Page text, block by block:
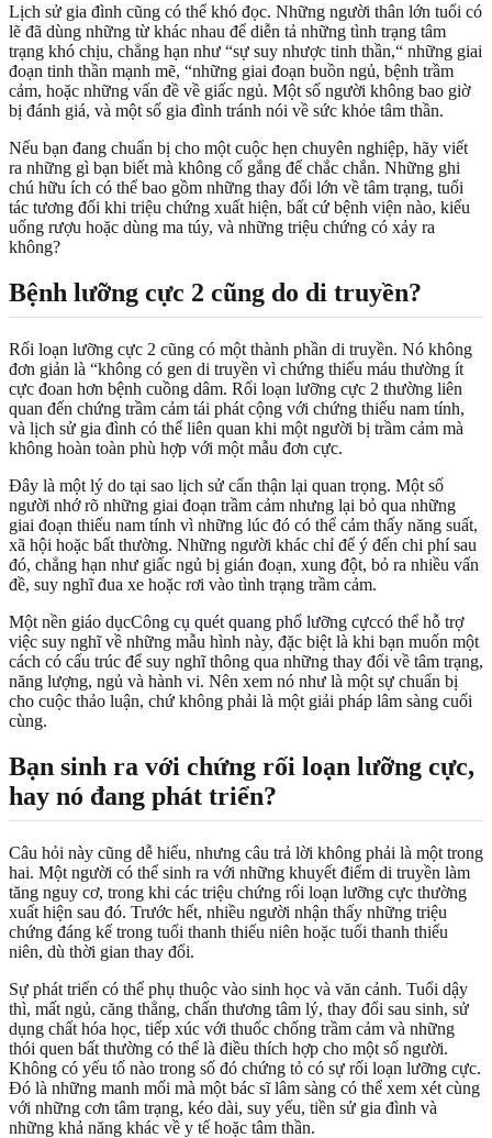
Lịch sử gia đình cũng có thể khó đọc. Những người thân lớn tuổi có
lẽ đã dùng những từ khác nhau để diễn tả những tình trạng tâm
trạng khó chịu, chẳng hạn như “sự suy nhược tinh thần,“ những giai
đoạn tinh thần mạnh mẽ, “những giai đoạn buồn ngủ, bệnh trầm
cảm, hoặc những vấn đề về giấc ngủ. Một số người không bao giờ
bị đánh giá, và một số gia đình tránh nói về sức khỏe tâm thần.
Nếu bạn đang chuẩn bị cho một cuộc hẹn chuyên nghiệp, hãy viết
ra những gì bạn biết mà không cố gắng để chắc chắn. Những ghi
chú hữu ích có thể bao gồm những thay đổi lớn về tâm trạng, tuổi
tác tương đối khi triệu chứng xuất hiện, bất cứ bệnh viện nào, kiểu
uống rượu hoặc dùng ma túy, và những triệu chứng có xảy ra
không?
Bệnh lưỡng cực 2 cũng do di truyền?
Rối loạn lưỡng cực 2 cũng có một thành phần di truyền. Nó không
đơn giản là “không có gen di truyền vì chứng thiếu máu thường ít
cực đoan hơn bệnh cuồng dâm. Rối loạn lưỡng cực 2 thường liên
quan đến chứng trầm cảm tái phát cộng với chứng thiếu nam tính,
và lịch sử gia đình có thể liên quan khi một người bị trầm cảm mà
không hoàn toàn phù hợp với một mẫu đơn cực.
Đây là một lý do tại sao lịch sử cẩn thận lại quan trọng. Một số
người nhớ rõ những giai đoạn trầm cảm nhưng lại bỏ qua những
giai đoạn thiếu nam tính vì những lúc đó có thể cảm thấy năng suất,
xã hội hoặc bất thường. Những người khác chỉ để ý đến chi phí sau
đó, chẳng hạn như giấc ngủ bị gián đoạn, xung đột, bỏ ra nhiều vấn
đề, suy nghĩ đua xe hoặc rơi vào tình trạng trầm cảm.
Một nền giáo dụcCông cụ quét quang phổ lưỡng cựccó thể hỗ trợ
việc suy nghĩ về những mẫu hình này, đặc biệt là khi bạn muốn một
cách có cấu trúc để suy nghĩ thông qua những thay đổi về tâm trạng,
năng lượng, ngủ và hành vi. Nên xem nó như là một sự chuẩn bị
cho cuộc thảo luận, chứ không phải là một giải pháp lâm sàng cuối
cùng.
Bạn sinh ra với chứng rối loạn lưỡng cực,
hay nó đang phát triển?
Câu hỏi này cũng dễ hiểu, nhưng câu trả lời không phải là một trong
hai. Một người có thể sinh ra với những khuyết điểm di truyền làm
tăng nguy cơ, trong khi các triệu chứng rối loạn lưỡng cực thường
xuất hiện sau đó. Trước hết, nhiều người nhận thấy những triệu
chứng đáng kể trong tuổi thanh thiếu niên hoặc tuổi thanh thiếu
niên, dù thời gian thay đổi.
Sự phát triển có thể phụ thuộc vào sinh học và văn cảnh. Tuổi dậy
thì, mất ngủ, căng thẳng, chấn thương tâm lý, thay đổi sau sinh, sử
dụng chất hóa học, tiếp xúc với thuốc chống trầm cảm và những
thói quen bất thường có thể là điều thích hợp cho một số người.
Không có yếu tố nào trong số đó chứng tỏ có sự rối loạn lưỡng cực.
Đó là những manh mối mà một bác sĩ lâm sàng có thể xem xét cùng
với những cơn tâm trạng, kéo dài, suy yếu, tiền sử gia đình và
những khả năng khác về y tế hoặc tâm thần.